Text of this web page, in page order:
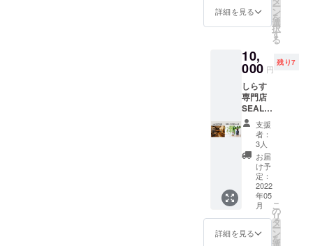
召し上
第
（2022
を予
定）随
時配送
いたし
ます
※常温で
番網の
しらす
と野菜
nokke
：約90
日（商
品に記
載）
SEALA
S
CAN：
2024年
4月以降
のもの
（商品
に記
載） ※
【備
考】 ※
送料込
発送 ※
賞味期
限：約
90日
（商品
に記
載） ※
開封後
はお早
めにお
召し上
がりく
ださい
※完成次
（2022
年5月中
詳細を見る ー
ン
を
選
択
す
る
10,
000 円
残り7
しらす
専門店
SEALA
S 、
SEALA
FACTO
RYでご
利用い
ただけ
る5000
円分の
商品券
と、一
番網の
支援
者：
3人
お届
け予
定：
2022
年05
月
詳細を見る
こ
の
リ
タ
ー
ン
を